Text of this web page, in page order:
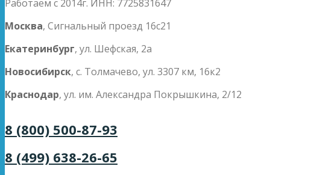
Работаем с 2014г. ИНН: 7725831647
Москва, Сигнальный проезд 16с21
Екатеринбург, ул. Шефская, 2а
Новосибирск, с. Толмачево, ул. 3307 км, 16к2
Краснодар, ул. им. Александра Покрышкина, 2/12
8 (800) 500-87-93
8 (499) 638-26-65